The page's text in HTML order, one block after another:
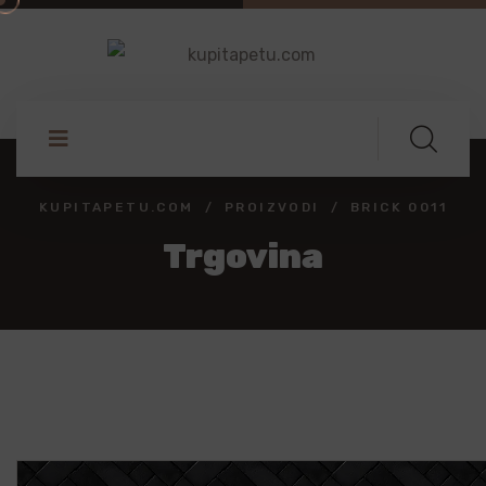
KUPITAPETU.COM PROIZVODI BRICK 0011
Trgovina